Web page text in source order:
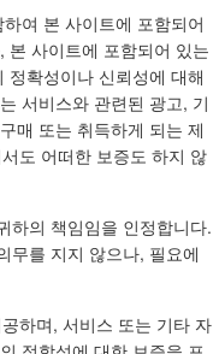
여 본 사이트에 포함되어
본 사이트에 포함되어 있는
확성이나 신뢰성에 대해
서비스와 관련된 광고, 기
매 또는 취득하게 되는 제
도 어떠한 보증도 하지 않
하의 책임임을 인정합니다.
무를 지지 않으나, 필요에
하며, 서비스 또는 기타 자